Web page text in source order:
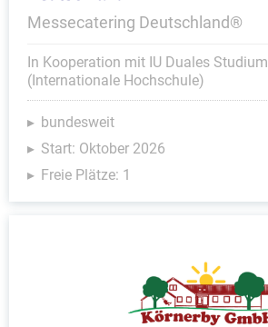
Messecatering Deutschland®
In Kooperation mit IU Duales Studium
(Internationale Hochschule)
bundesweit
Start: Oktober 2026
Freie Plätze: 1